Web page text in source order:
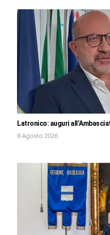
Latronico: auguri
8 Agosto 2026